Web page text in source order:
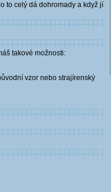
to celý dá dohromady a když jí
takové možnosti:
vzor nebo strajírenský